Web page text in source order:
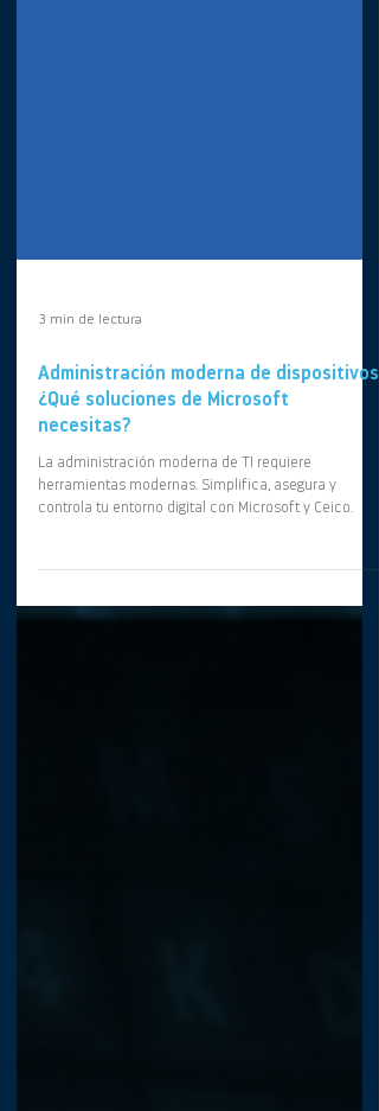
3 min de lectura
Administración moderna de dispositivos:
¿Qué soluciones de Microsoft
necesitas?
La administración moderna de TI requiere